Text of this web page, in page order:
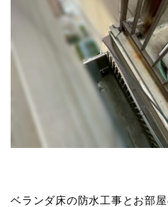
ベランダ床の防水工事とお部